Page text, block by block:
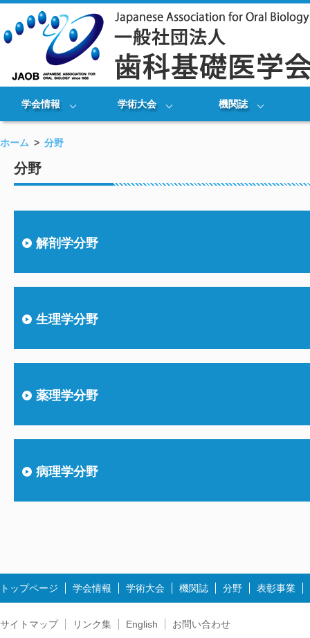
学会情報 学術大会 機関誌
ホーム 分野
分野
解剖学分野
生理学分野
薬理学分野
病理学分野
トップページ 学会情報 学術大会 機関誌 分野 表彰事業
サイトマップ リンク集 English お問い合わせ